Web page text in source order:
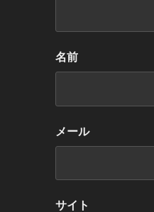
名前
メール
サイト